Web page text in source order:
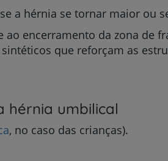
a hérnia se tornar maior ou
encerramento da zona de
que reforçam as
hérnia umbilical
, no caso das crianças).